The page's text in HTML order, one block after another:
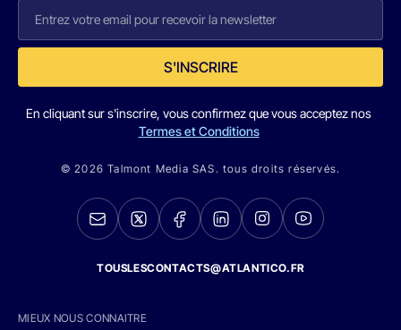
S'INSCRIRE
En cliquant sur s'inscrire, vous confirmez que vous acceptez nos
Termes et Conditions
© 2026 Talmont Media SAS. tous droits réservés.
TOUSLESCONTACTS@ATLANTICO.FR
MIEUX NOUS CONNAITRE